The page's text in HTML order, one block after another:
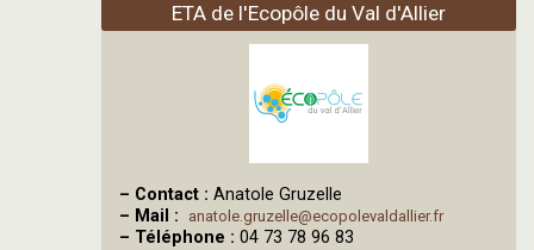
ETA de l'Ecopôle du Val d'Allier
– Contact : Anatole Gruzelle
– Mail : anatole.gruzelle@ecopolevaldallier.fr
– Téléphone : 04 73 78 96 83